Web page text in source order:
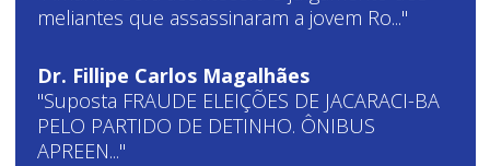
meliantes que assassinaram a jovem Ro..."
Dr. Fillipe Carlos Magalhães
"Suposta FRAUDE ELEIÇÕES DE JACARACI-BA
PELO PARTIDO DE DETINHO. ÔNIBUS
APREEN..."